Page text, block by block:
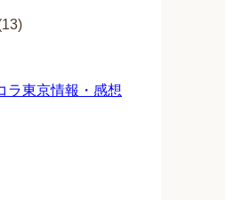
ラ東京情報・感想